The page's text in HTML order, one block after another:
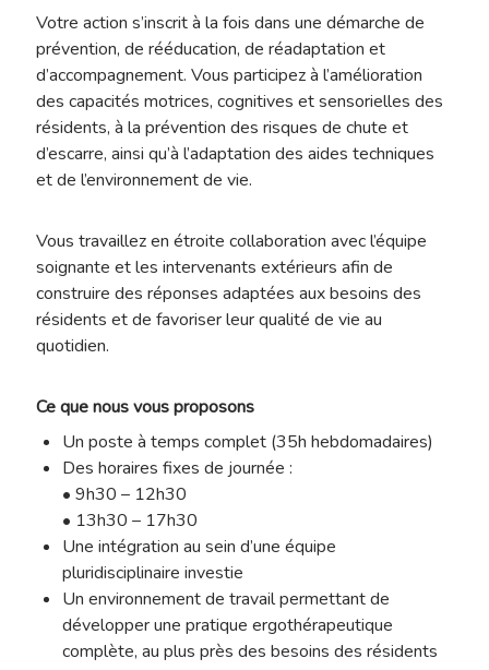
Votre action s’inscrit à la fois dans une démarche de
prévention, de rééducation, de réadaptation et
d’accompagnement. Vous participez à l’amélioration
des capacités motrices, cognitives et sensorielles des
résidents, à la prévention des risques de chute et
d’escarre, ainsi qu’à l’adaptation des aides techniques
et de l’environnement de vie.
Vous travaillez en étroite collaboration avec l’équipe
soignante et les intervenants extérieurs afin de
construire des réponses adaptées aux besoins des
résidents et de favoriser leur qualité de vie au
quotidien.
Ce que nous vous proposons
Un poste à temps complet (35h hebdomadaires)
Des horaires fixes de journée :
• 9h30 – 12h30
• 13h30 – 17h30
Une intégration au sein d’une équipe
pluridisciplinaire investie
Un environnement de travail permettant de
développer une pratique ergothérapeutique
complète, au plus près des besoins des résidents